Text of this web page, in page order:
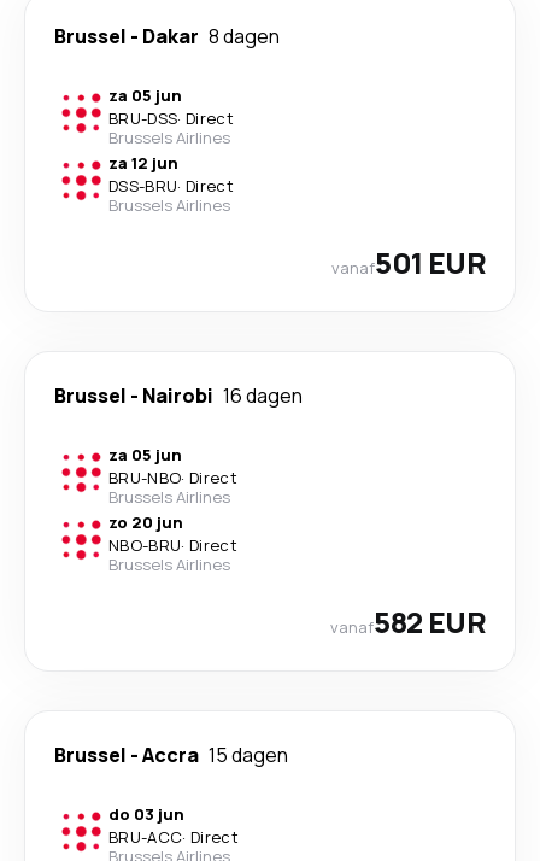
Brussel - Dakar 8 dagen
za 05 jun
BRU-DSS· Direct
Brussels Airlines
za 12 jun
DSS-BRU· Direct
Brussels Airlines
vanaf501 EUR
Brussel - Nairobi 16 dagen
za 05 jun
BRU-NBO· Direct
Brussels Airlines
zo 20 jun
NBO-BRU· Direct
Brussels Airlines
vanaf582 EUR
Brussel -Accra 15 dagen
do 03 jun
BRU-ACC· Direct
Brussels Airlines